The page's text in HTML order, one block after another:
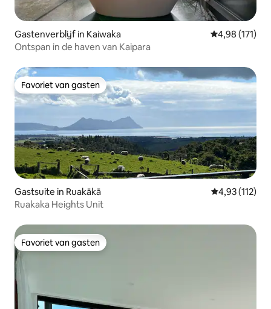
Gastenverblijf in Kaiwaka Gemiddelde
4,98 (171)
Ontspan in de haven van Kaipara
Favoriet van gasten
Favoriet van gasten
Gastsuite in Ruakākā Gemiddelde
4,93 (112)
Ruakaka Heights Unit
Favoriet van gasten
Favoriet van gasten